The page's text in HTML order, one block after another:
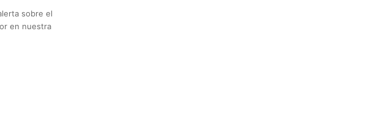
sobre el
en nuestra